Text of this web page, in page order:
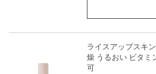
ライスアップスキ
燥 うるおい ビタミ
可